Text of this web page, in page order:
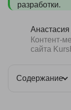
разработки.
Контент-
сайта
Содержание